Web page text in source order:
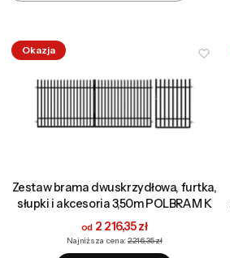
Okazja
Zestaw brama dwuskrzydłowa, furtka,
słupki i akcesoria 3,50m POLBRAM K
Cena promocyjna
2 216,35 zł
Najniższa cena: 2 216,35 zł